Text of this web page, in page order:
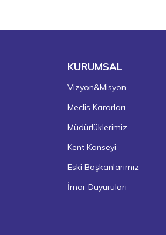
KURUMSAL
Vizyon&Misyon
Meclis Kararları
Müdürlüklerimiz
Kent Konseyi
Eski Başkanlarımız
İmar Duyuruları